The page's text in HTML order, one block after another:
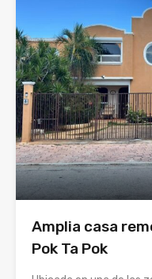
Amplia casa
Pok Ta Pok